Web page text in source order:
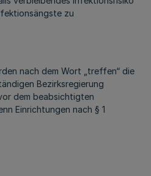
zu
nach dem Wort „treffen“ die
Bezirksregierung
dem beabsichtigten
Einrichtungen nach § 1